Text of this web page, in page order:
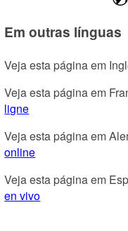
Em outras línguas
Veja esta página em
Veja esta página em
ligne
Veja esta página em
online
Veja esta página em
en vivo